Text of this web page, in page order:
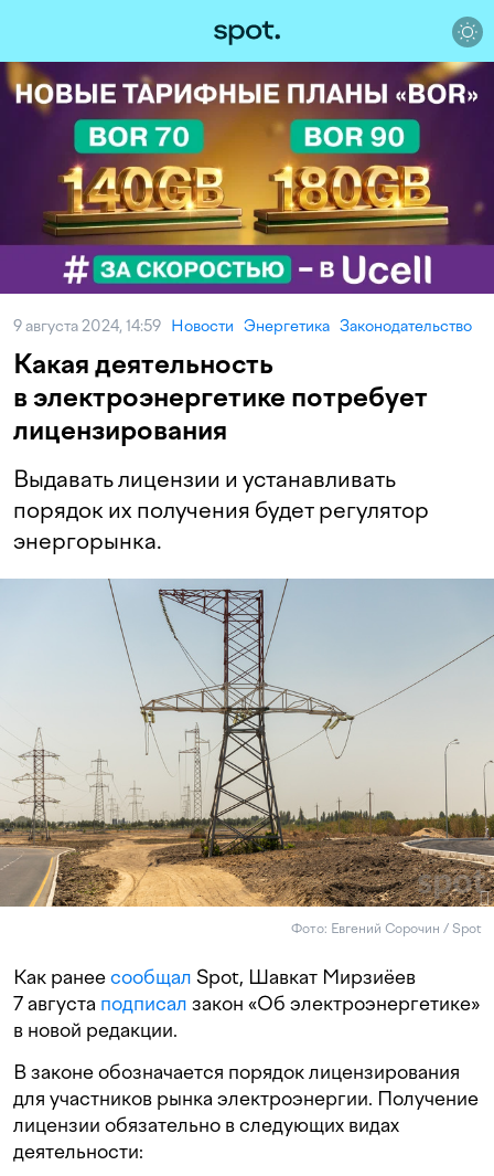
9 августа 2024, 14:59 Новости Энергетика Законодательство
Какая деятельность
в электроэнергетике потребует
лицензирования
Выдавать лицензии и устанавливать
порядок их получения будет регулятор
энергорынка.
Фото: Евгений Сорочин / Spot
Как ранеесообщал Spot, Шавкат Мирзиёев
7 августа подписал закон «Об электроэнергетике»
в новой редакции.
В законе обозначается порядок лицензирования
для участников рынка электроэнергии. Получение
лицензии обязательно в следующих видах
деятельности: